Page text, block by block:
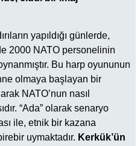
yapıldığı günlerde,
2000 NATO personelinin
Bu harp oyununun
olmaya başlayan bir
NATO’nun nasıl
“Ada” olarak senaryo
ile, etnik bir kazana
uymaktadır. Kerkük’ün